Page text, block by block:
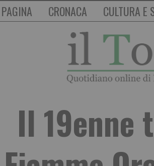
CRONACA CULTURA E
Il 19enne